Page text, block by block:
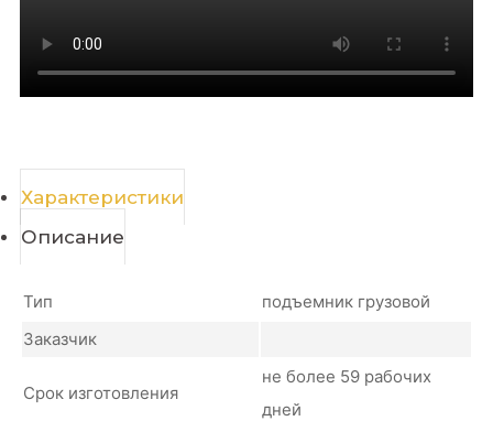
Характеристики
Описание
Тип
подъемник грузовой
Заказчик
Срок изготовления
не более 59 рабочих
дней